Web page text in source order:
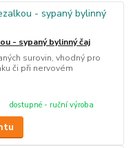
- sypaný bylinný čaj
surovin, vhodný pro
či při nervovém
dostupné - ruční výroba